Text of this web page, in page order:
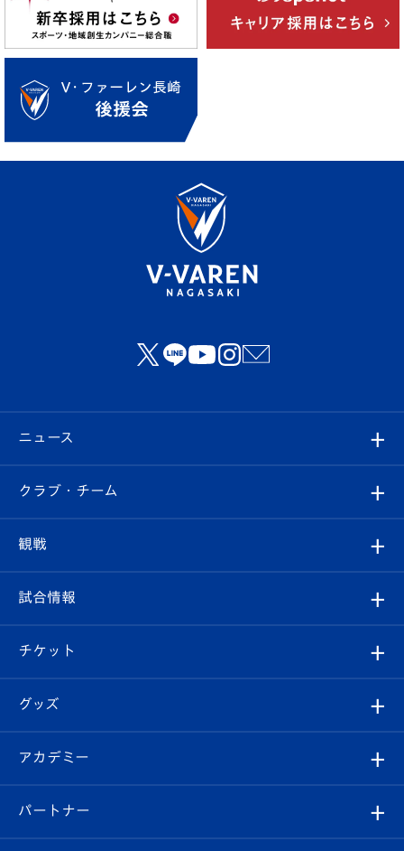
ニュース
すべて
クラブ
試合情報
チケット
イベント
メディア
クラブ・チーム
クラブ概要
エンブレム紹介
スタッフプロフィール
マスコット紹介
観戦
観戦ルール
はじめての観戦ガイド
Revive Team
ヴィヴィくんの長崎おもてなしガイド
試合情報
試合日程/結果
フォトギャラリー
スタジアムグルメ
チケット
チケット
V-LOVERS（ファンクラブ）
プレイヤーズスイート
グッズ
オンラインショップ
店舗情報
アカデミー
育成からのお知らせ
パートナー